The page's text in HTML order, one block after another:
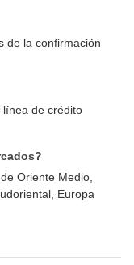
de la confirmación
línea de crédito
Oriente Medio,
Europa